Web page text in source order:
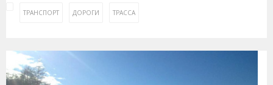
ТРАНСПОРТ ДОРОГИ ТРАССА